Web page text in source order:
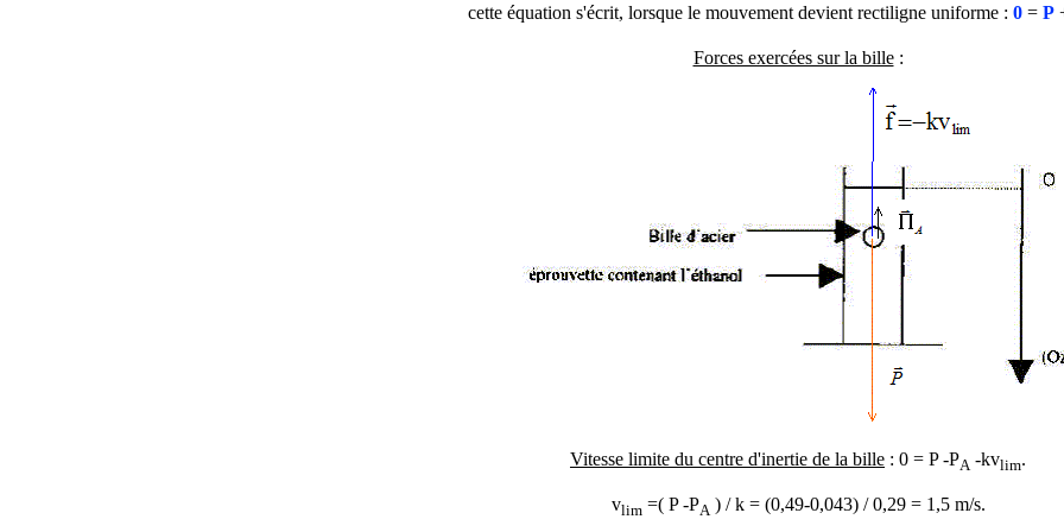
cette équation s'écrit, lorsque le mouvement devient rectiligne uniforme : 0 = P
Forces exercées sur la bille:
Vitesse limite du centre d'inertie de la bille : 0 = P -PA -kvlim.
vlim =( P -PA ) / k = (0,49-0,043) / 0,29 = 1,5 m/s.